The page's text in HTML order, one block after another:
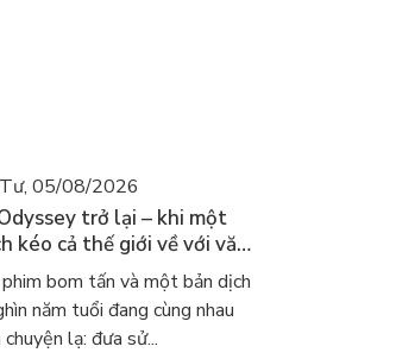
05/08/2026
trở lại – khi một
kéo cả thế giới về với văn
điểnbom tấn và một bản dịch
năm tuổi đang cùng nhau
lạ: đưa sử...